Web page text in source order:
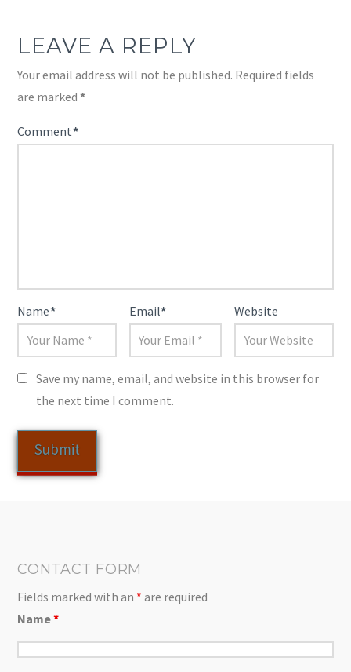
LEAVE A REPLY
Your email address will not be published. Required fields
are marked*
Comment*
Name* Email* Website
Save my name, email, and website in this browser for
the next time I comment.
CONTACT FORM
Fields marked with an * are required
Name*